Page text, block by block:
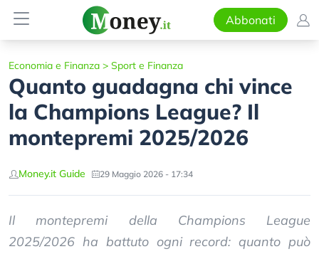
Abbonati
Economia e Finanza > Sport e Finanza
Quanto guadagna chi vince
la Champions League? Il
montepremi 2025/2026
Money.it Guide 29 Maggio 2026 - 17:34
Il montepremi della Champions League
2025/2026 ha battuto ogni record: quanto può